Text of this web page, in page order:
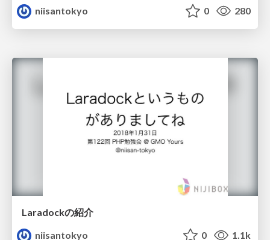
niisantokyo
0 280
Laradockの紹介
niisantokyo
0 1.1k